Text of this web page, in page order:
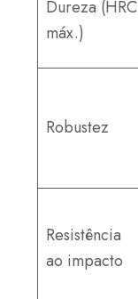
Dureza (HRC
máx.)
Robustez
Resistência
ao impacto